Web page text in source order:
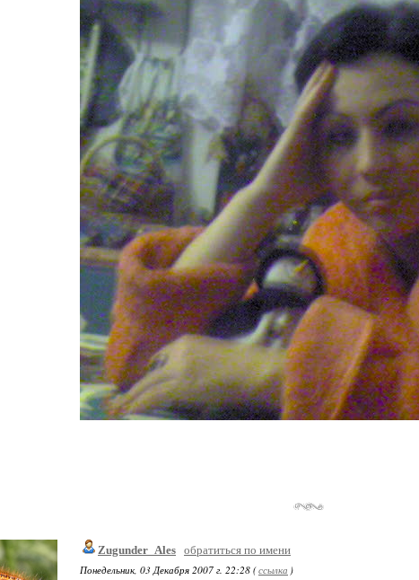
Zugunder_Ales обратиться по имени
Понедельник, 03 Декабря 2007 г. 22:28 (ссылка )